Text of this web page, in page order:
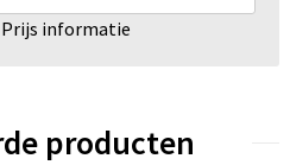
Prijs informatie
producten